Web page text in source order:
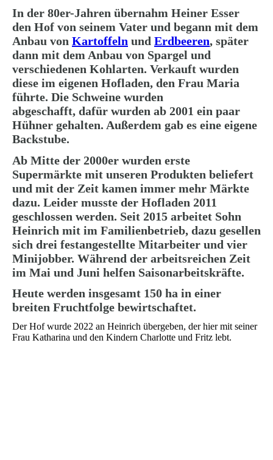
In der 80er-Jahren übernahm Heiner Esser
den Hof von seinem Vater und begann mit dem
Anbau von Kartoffeln und Erdbeeren, später
dann mit dem Anbau von Spargel und
verschiedenen Kohlarten. Verkauft wurden
diese im eigenen Hofladen, den Frau Maria
führte. Die Schweine wurden
abgeschafft, dafür wurden ab 2001 ein paar
Hühner gehalten. Außerdem gab es eine eigene
Backstube.
Ab Mitte der 2000er wurden erste
Supermärkte mit unseren Produkten beliefert
und mit der Zeit kamen immer mehr Märkte
dazu. Leider musste der Hofladen 2011
geschlossen werden. Seit 2015 arbeitet Sohn
Heinrich mit im Familienbetrieb, dazu gesellen
sich drei festangestellte Mitarbeiter und vier
Minijobber. Während der arbeitsreichen Zeit
im Mai und Juni helfen Saisonarbeitskräfte.
Heute werden insgesamt 150 ha in einer
breiten Fruchtfolge bewirtschaftet.
Der Hof wurde 2022 an Heinrich übergeben, der hier mit seiner
Frau Katharina und den Kindern Charlotte und Fritz lebt.